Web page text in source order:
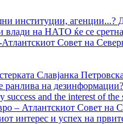
институции, агенции...?
влади на НАТО ќе се
Совет на
Славјанка
ранлива на
and the interest of the
– Атлантскиот Совет на
интерес и успех на